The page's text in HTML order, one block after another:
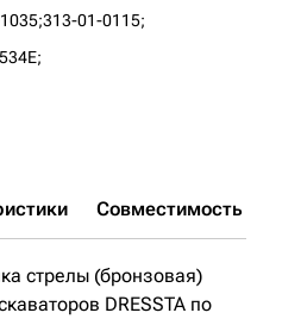
313-01-0115;
Совместимость
стрелы (бронзовая)
DRESSTA по